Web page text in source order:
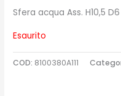
Sfera acqua Ass. H10,5 D6
Esaurito
COD: 8100380A111